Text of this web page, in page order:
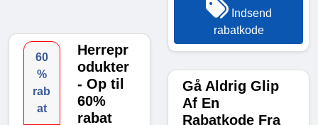
60
%
rab
at
Herrepr
odukter
- Op til
60%
rabat
Indsend
rabatkode
Gå Aldrig Glip
Af En
Rabatkode Fra